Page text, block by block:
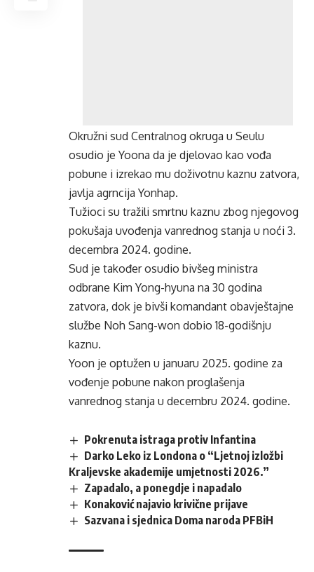
Okružni sud Centralnog okruga u Seulu
osudio je Yoona da je djelovao kao vođa
pobune i izrekao mu doživotnu kaznu zatvora,
javlja agrncija Yonhap.
Tužioci su tražili smrtnu kaznu zbog njegovog
pokušaja uvođenja vanrednog stanja u noći 3.
decembra 2024. godine.
Sud je također osudio bivšeg ministra
odbrane Kim Yong-hyuna na 30 godina
zatvora, dok je bivši komandant obavještajne
službe Noh Sang-won dobio 18-godišnju
kaznu.
Yoon je optužen u januaru 2025. godine za
vođenje pobune nakon proglašenja
vanrednog stanja u decembru 2024. godine.
Pokrenuta istraga protiv Infantina
Darko Leko iz Londona o “Ljetnoj izložbi
Kraljevske akademije umjetnosti 2026.”
Zapadalo, a ponegdje i napadalo
Konaković najavio krivične prijave
Sazvana i sjednica Doma naroda PFBiH